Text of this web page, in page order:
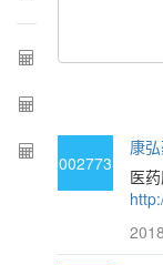
002773
康
医